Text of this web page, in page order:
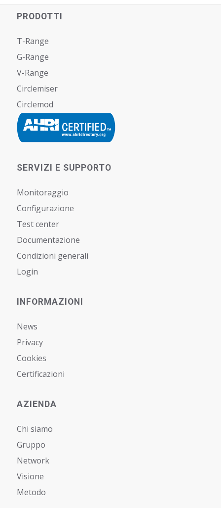
PRODOTTI
T-Range
G-Range
V-Range
Circlemiser
Circlemod
SERVIZI E SUPPORTO
Monitoraggio
Configurazione
Test center
Documentazione
Condizioni generali
Login
INFORMAZIONI
News
Privacy
Cookies
Certificazioni
AZIENDA
Chi siamo
Gruppo
Network
Visione
Metodo